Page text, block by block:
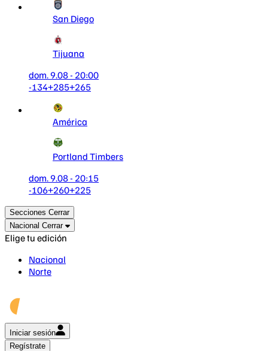
San Diego
Tijuana
dom. 9.08 - 20:00
-134+285+265
América
Portland Timbers
dom. 9.08 - 20:15
-106+260+225
Secciones Cerrar
Nacional Cerrar
Elige tu edición
Nacional
Norte
Iniciar sesión
Regístrate